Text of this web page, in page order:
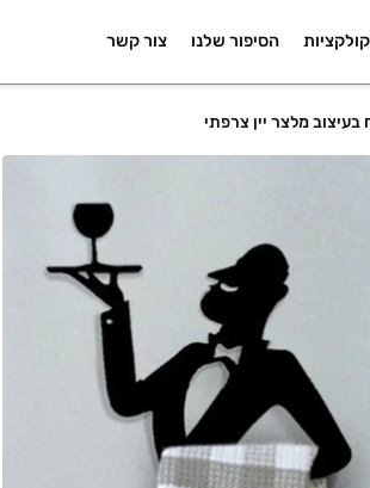
קולקציות הסיפור שלנו צור קשר
מלצר יין צרפתי